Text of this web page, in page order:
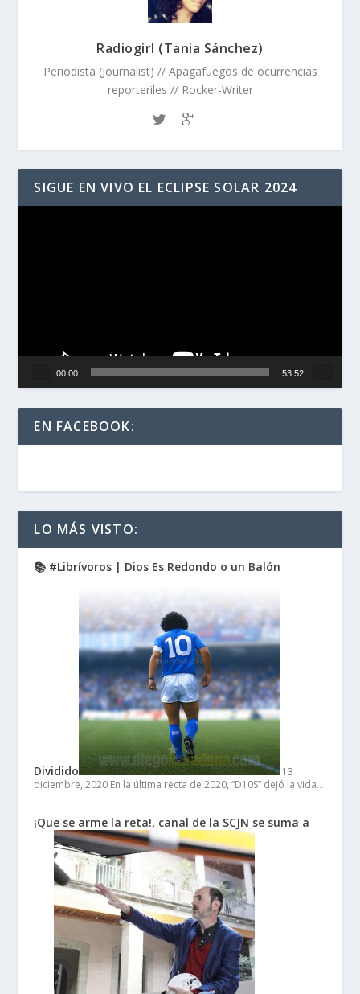
Radiogirl (Tania Sánchez)
Periodista (Journalist) // Apagafuegos de ocurrencias
reporteriles // Rocker-Writer
SIGUE EN VIVO EL ECLIPSE SOLAR 2024
00:00 53:52
EN FACEBOOK:
LO MÁS VISTO:
📚 #Librívoros | Dios Es Redondo o un Balón
Dividido
13
diciembre, 2020 En la última recta de 2020, “D10S” dejó la vida…
¡Que se arme la reta!, canal de la SCJN se suma a